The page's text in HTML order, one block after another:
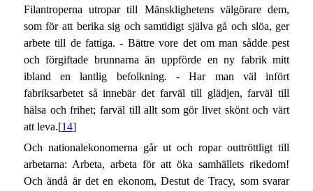
Filantroperna utropar till Mänsklighetens välgörare dem,
som för att berika sig och samtidigt själva gå och slöa, ger
arbete till de fattiga. - Bättre vore det om man sådde pest
och förgiftade brunnarna än uppförde en ny fabrik mitt
ibland en lantlig befolkning. - Har man väl infört
fabriksarbetet så innebär det farväl till glädjen, farväl till
hälsa och frihet; farväl till allt som gör livet skönt och värt
att leva.[14]
Och nationalekonomerna går ut och ropar outtröttligt till
arbetarna: Arbeta, arbeta för att öka samhällets rikedom!
Och ändå är det en ekonom, Destut de Tracy, som svarar